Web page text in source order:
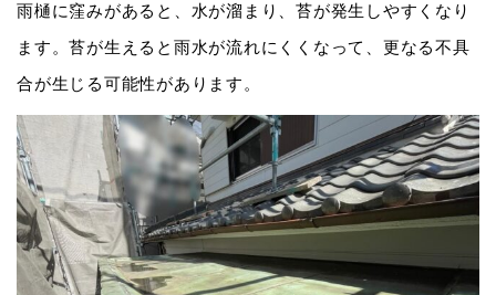
雨樋に窪みがあると、水が溜まり、苔が発生しやすくなり
ます。苔が生えると雨水が流れにくくなって、更なる不具
合が生じる可能性があります。